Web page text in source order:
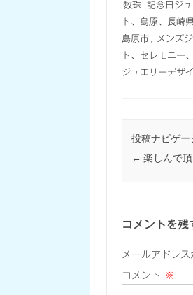
数珠
記念日ジ
ト、島原、長崎
島原市
メンズ
ト、セレモニー
ジュエリーデザ
投稿ナビゲー
← 楽しんで
コメントを残
メールアドレス
コメント ※